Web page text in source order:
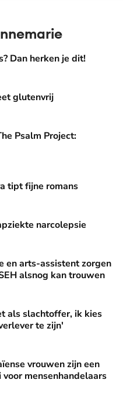
je dit!
Dan herken je dit!
glutenvrij
Hallelujah
Psalm Project:
tipt fijne romans
narcolepsie
zorgen dat bruid op de
en arts-assistent zorgen
alsnog kan trouwen
ik kies ervoor om een
als slachtoffer, ik kies
te zijn'
zijn een makkelijke prooi
vrouwen zijn een
mensenhandelaars